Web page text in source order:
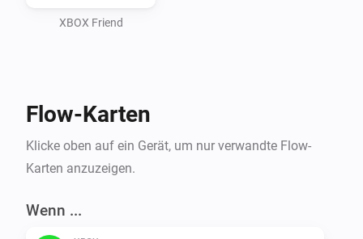
XBOX Friend
Flow-Karten
Klicke oben auf ein Gerät, um nur verwandte Flow-
Karten anzuzeigen.
Wenn ...